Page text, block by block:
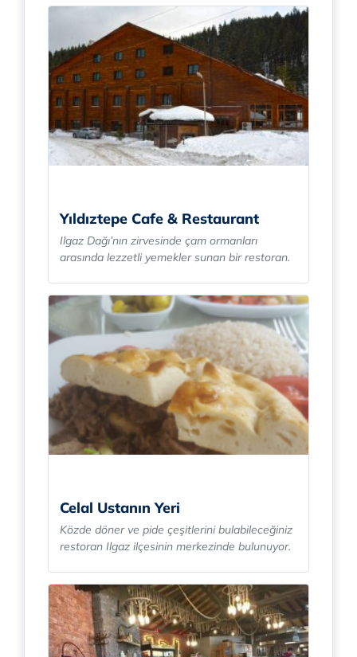
Yıldıztepe Cafe & Restaurant
Ilgaz Dağı’nın zirvesinde çam ormanları
arasında lezzetli yemekler sunan bir restoran.
Celal Ustanın Yeri
Közde döner ve pide çeşitlerini bulabileceğiniz
restoran Ilgaz ilçesinin merkezinde bulunuyor.